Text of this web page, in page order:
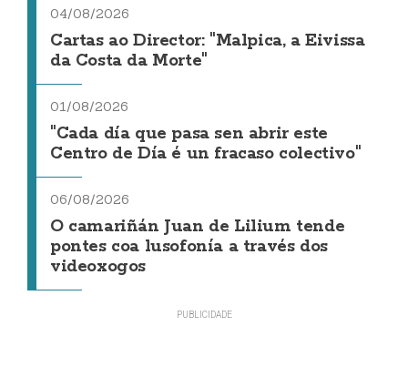
04/08/2026
Cartas ao Director: "Malpica, a Eivissa
da Costa da Morte"
01/08/2026
"Cada día que pasa sen abrir este
Centro de Día é un fracaso colectivo"
06/08/2026
O camariñán Juan de Lilium tende
pontes coa lusofonía a través dos
videoxogos